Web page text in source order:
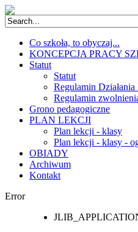
Co szkoła, to obyczaj...
KONCEPCJA PRACY
Statut
Statut
Regulamin
Regulamin
Grono pedagogiczne
PLAN LEKCJI
Plan lekcji - klasy
Plan lekcji - klasy -
OBIADY
Archiwum
Kontakt
Error